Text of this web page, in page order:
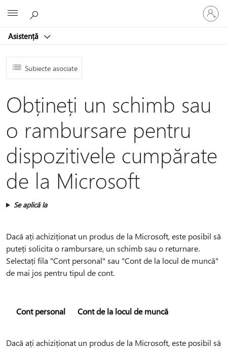
Asistență
vă
la
dvs.
Subiecte asociate
Obțineți un schimb sau
o rambursare pentru
dispozitivele cumpărate
de la Microsoft
Se aplică la
Dacă ați achiziționat un produs de la Microsoft, este posibil să
puteți solicita o rambursare, un schimb sau o returnare.
Selectați fila "Cont personal" sau "Cont de la locul de muncă"
de mai jos pentru tipul de cont.
Cont personal Cont de la locul de muncă
Dacă ați achiziționat un produs de la Microsoft, este posibil să